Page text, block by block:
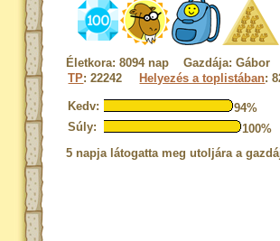
Életkora: 8094 nap Gazdája: Gábor
TP: 22242 Helyezés a toplistában:
Kedv:
94%
Súly:
100%
5 napja látogatta meg utoljára a